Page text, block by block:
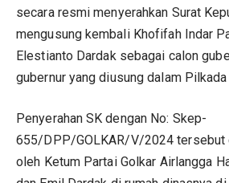
secara resmi menyerahkan Surat
mengusung kembali Khofifah Indar
Elestianto Dardak sebagai calon
gubernur yang diusung dalam
Penyerahan SK dengan No: Skep-
655/DPP/GOLKAR/V/2024 tersebut
oleh Ketum Partai Golkar Airlangga